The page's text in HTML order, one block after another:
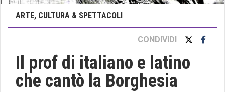
ARTE, CULTURA & SPETTACOLI
CONDIVIDI
Il prof di italiano e latino
che cantò la Borghesia